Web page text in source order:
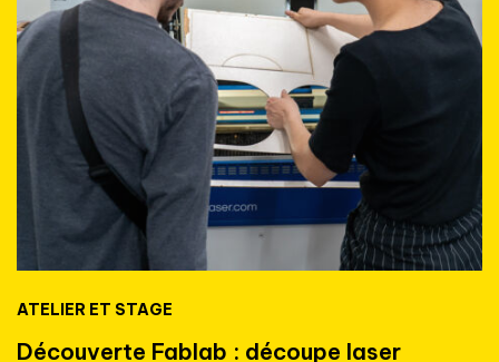
ATELIER ET STAGE
Découverte Fablab : découpe laser